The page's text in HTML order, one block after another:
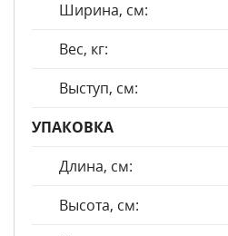
Ширина, см:
Вес, кг:
Выступ, см:
УПАКОВКА
Длина, см:
Высота, см: